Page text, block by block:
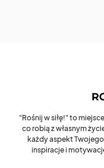
"Rośnij w siłę!" to
co robią z własnym
każdy aspekt
inspiracje i